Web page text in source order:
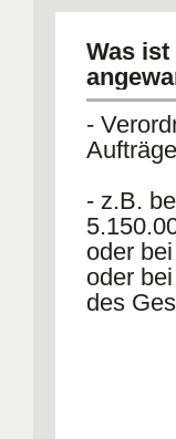
Was
-
- z.B.
oder
oder
des